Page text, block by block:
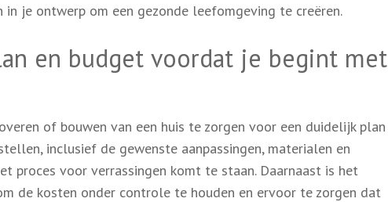
je ontwerp om een gezonde leefomgeving te creëren.
en budget voordat je begint met
of bouwen van een huis te zorgen voor een duidelijk plan
inclusief de gewenste aanpassingen, materialen en
proces voor verrassingen komt te staan. Daarnaast is het
de kosten onder controle te houden en ervoor te zorgen dat